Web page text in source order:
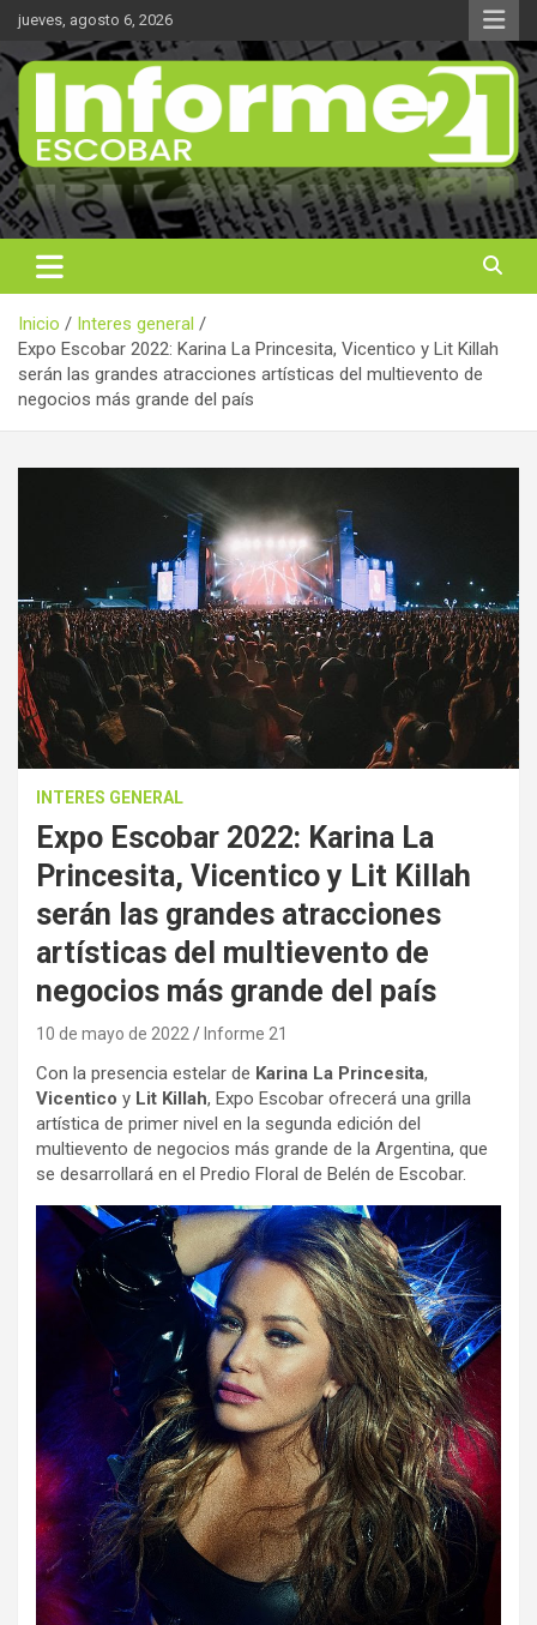
Saltar
contenido
jueves, agosto 6, 2026
Informe 21
Noticas reales
Inicio
Interes general
Expo Escobar 2022: Karina La Princesita, Vicentico y Lit Killah
serán las grandes atracciones artísticas del multievento de
negocios más grande del país
INTERES GENERAL
Expo Escobar 2022: Karina La
Princesita, Vicentico y Lit Killah
serán las grandes atracciones
artísticas del multievento de
negocios más grande del país
10 de mayo de 2022 Informe 21
Con la presencia estelar de Karina La Princesita,
Vicentico y Lit Killah, Expo Escobar ofrecerá una grilla
artística de primer nivel en la segunda edición del
multievento de negocios más grande de la Argentina, que
se desarrollará en el Predio Floral de Belén de Escobar.